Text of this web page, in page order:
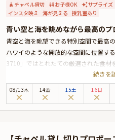
チャペル貸切 お子様OK サプライズ
インスタ映え 海が見える 授乳室あり
青い空と海を眺めながら最高のプ
青空と海を眺望できる特別空間で最高
ハワイのような開放的な空間に位置す
3710」ではとれたての厳選された食材
本プランでお召し上がりいただくのは
スです。
さらに、お食事の席をより思い出深い
続きを
08/13木 14金 15土 16日